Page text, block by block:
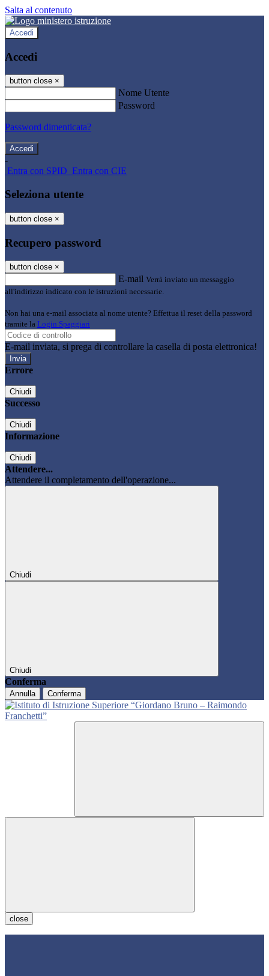
Salta al contenuto
Accedi
Accedi
button close ×
Nome Utente
Password
Password dimenticata?
-
Entra con SPID Entra con CIE
Seleziona utente
button close ×
Recupero password
button close ×
E-mail Verrà inviato un messaggio
all'indirizzo indicato con le istruzioni necessarie.
Non hai una e-mail associata al nome utente? Effettua il reset della password
tramite la Login Spaggiari
E-mail inviata, si prega di controllare la casella di posta elettronica!
Errore
Chiudi
Successo
Chiudi
Informazione
Chiudi
Attendere...
Attendere il completamento dell'operazione...
Chiudi
Chiudi
Conferma
Annulla Conferma
close